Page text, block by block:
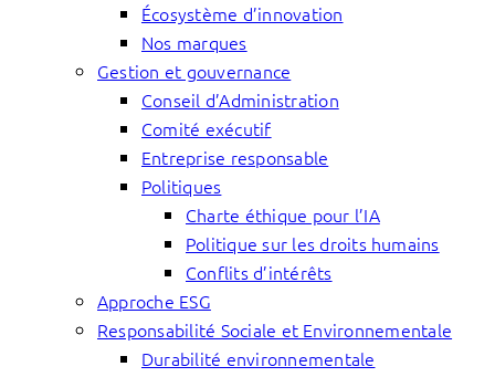
Écosystème d’innovation
Nos marques
Gestion et gouvernance
Conseil d’Administration
Comité exécutif
Entreprise responsable
Politiques
Charte éthique pour l’IA
Politique sur les droits humains
Conflits d’intérêts
Approche ESG
Responsabilité Sociale et Environnementale
Durabilité environnementale